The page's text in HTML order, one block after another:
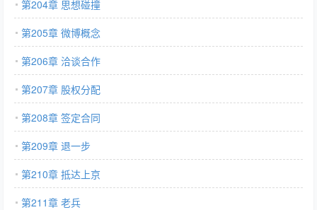
第204章 思想碰撞
第205章 微博概念
第206章 洽谈合作
第207章 股权分配
第208章 签定合同
第209章 退一步
第210章 抵达上京
第211章 老兵